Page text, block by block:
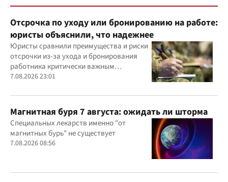
Отсрочка по уходу или бронированию на работе:
юристы объяснили, что надежнее
Юристы сравнили преимущества и риски
отсрочки из-за ухода и бронирования
работника критически важным
предприятием
7.08.2026 23:01
Магнитная буря 7 августа: ожидать ли шторма
Специальных лекарств именно "от
магнитных бурь" не существует
7.08.2026 08:56